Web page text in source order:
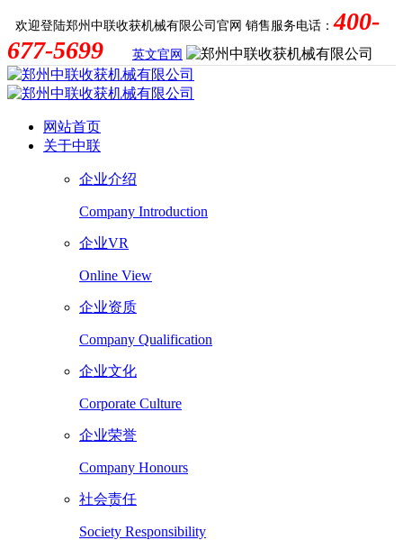
欢迎登陆郑州中联收获机械有限公司官网 销售服务电话：400-
677-5699
英文官网
网站首页
关于中联
企业介绍
Company Introduction
企业VR
Online View
企业资质
Company Qualification
企业文化
Corporate Culture
企业荣誉
Company Honours
社会责任
Society Responsibility